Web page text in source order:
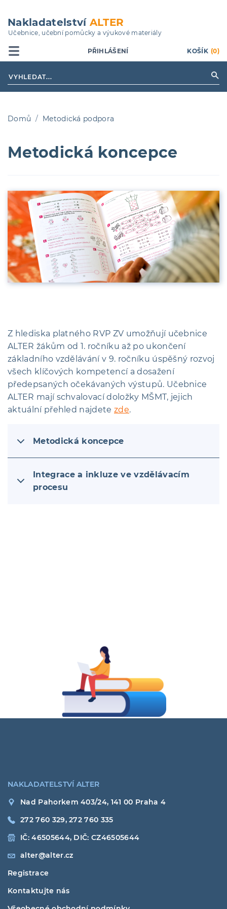
hlavnímu
obsahu
Nakladatelství ALTER
Učebnice, učební pomůcky a výukové materiály
PŘIHLÁŠENÍ KOŠÍK (0)
navigace
Domů Metodická podpora
Metodická koncepce
Z hlediska platného RVP ZV umožňují učebnice
ALTER žákům od 1. ročníku až po ukončení
základního vzdělávání v 9. ročníku úspěšný rozvoj
všech klíčových kompetencí a dosažení
předepsaných očekávaných výstupů. Učebnice
ALTER mají schvalovací doložky MŠMT, jejich
aktuální přehled najdetezde.
Metodická koncepce
Integrace a inkluze ve vzdělávacím
procesu
NAKLADATELSTVÍ ALTER
Nad Pahorkem 403/24, 141 00 Praha 4
272 760 329, 272 760 335
IČ: 46505644, DIČ: CZ46505644
alter@alter.cz
Registrace
Kontaktujte nás